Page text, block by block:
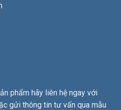
phẩm hãy liên hệ ngay với
gửi thông tin tư vấn qua mẫu